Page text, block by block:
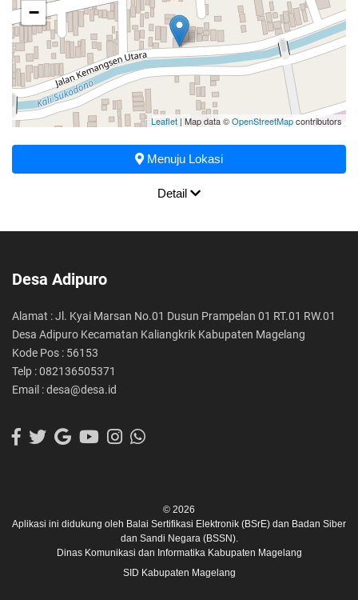
−
Leaflet | Map data ©OpenStreetMapcontributors
Menuju Lokasi
Detail
Desa Adipuro
Alamat : Jl. Kyai Marsan No.01 Dusun Prampelan 01 RT.01 RW.01
Desa Adipuro Kecamatan Kaliangkrik Kabupaten Magelang
Kode Pos : 56153
Telp : 082136505371
Email : desa@desa.id
© 2026
Aplikasi ini didukung oleh Balai Sertifikasi Elektronik (BSrE) dan Badan Siber
dan Sandi Negara (BSSN).
Dinas Komunikasi dan Informatika Kabupaten Magelang
SID Kabupaten Magelang